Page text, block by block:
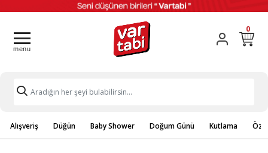
0
Alışveriş Düğün Baby Shower Doğum Günü Kutlama